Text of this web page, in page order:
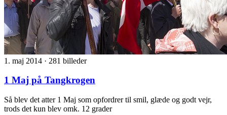
1. maj 2014 · 281 billeder
1 Maj på Tangkrogen
Så blev det atter 1 Maj som opfordrer til smil, glæde og godt vejr,
trods det kun blev omk. 12 grader